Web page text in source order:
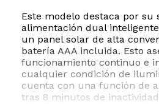
Este modelo destaca por su
alimentación dual
un panel solar de alta
batería AAA incluida. Esto
funcionamiento continuo e
cualquier condición de
cuenta con una función de
tras 8 minutos de